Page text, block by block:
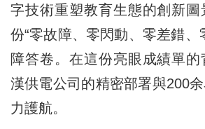
字技術重塑教育生態的創新
份“零故障、零閃動、零差錯、
障答卷。在這份亮眼成績單
漢供電公司的精密部署與200
力護航。